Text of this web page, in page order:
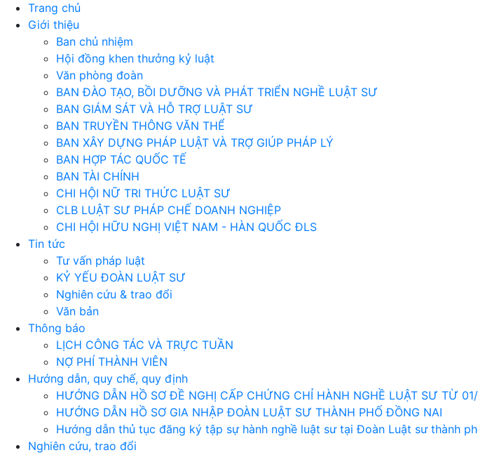
Trang chủ
Giới thiệu
Ban chủ nhiệm
Hội đồng khen thưởng kỷ luật
Văn phòng đoàn
BAN ĐÀO TẠO, BỒI DƯỠNG VÀ PHÁT TRIỂN NGHỀ LUẬT SƯ
BAN GIÁM SÁT VÀ HỖ TRỢ LUẬT SƯ
BAN TRUYỀN THÔNG VĂN THỂ
BAN XÂY DỰNG PHÁP LUẬT VÀ TRỢ GIÚP PHÁP LÝ
BAN HỢP TÁC QUỐC TẾ
BAN TÀI CHÍNH
CHI HỘI NỮ TRI THỨC LUẬT SƯ
CLB LUẬT SƯ PHÁP CHẾ DOANH NGHIỆP
CHI HỘI HỮU NGHỊ VIỆT NAM - HÀN QUỐC ĐLS
Tin tức
Tư vấn pháp luật
KỶ YẾU ĐOÀN LUẬT SƯ
Nghiên cứu & trao đổi
Văn bản
Thông báo
LỊCH CÔNG TÁC VÀ TRỰC TUẦN
NỢ PHÍ THÀNH VIÊN
Hướng dẫn, quy chế, quy định
HƯỚNG DẪN HỒ SƠ ĐỀ NGHỊ CẤP CHỨNG CHỈ HÀNH NGHỀ LUẬT SƯ TỪ
HƯỚNG DẪN HỒ SƠ GIA NHẬP ĐOÀN LUẬT SƯ THÀNH PHỐ ĐỒNG NAI
Hướng dẫn thủ tục đăng ký tập sự hành nghề luật sư tại Đoàn Luật sư thành
Nghiên cứu, trao đổi